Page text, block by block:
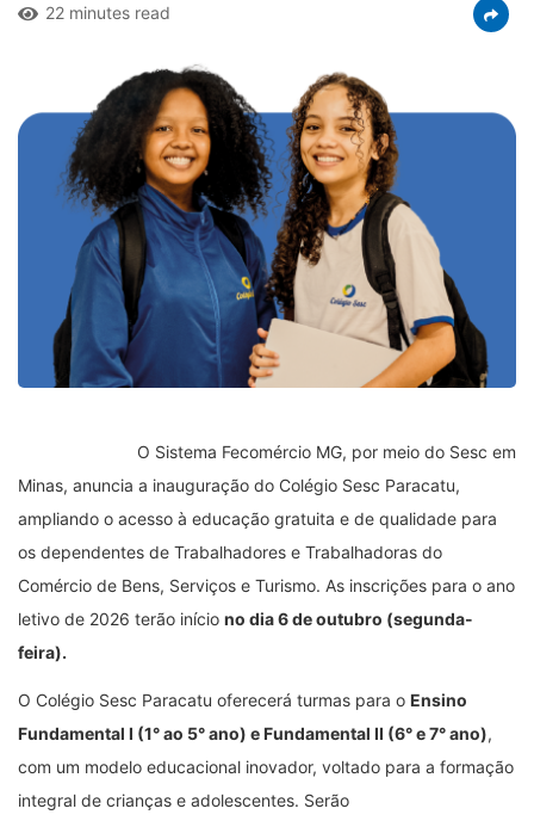
22 minutes read
O Sistema Fecomércio MG, por meio do Sesc em
Minas, anuncia a inauguração do Colégio Sesc Paracatu,
ampliando o acesso à educação gratuita e de qualidade para
os dependentes de Trabalhadores e Trabalhadoras do
Comércio de Bens, Serviços e Turismo. As inscrições para o ano
letivo de 2026 terão início no dia 6 de outubro (segunda-
feira).
O Colégio Sesc Paracatu oferecerá turmas para o Ensino
Fundamental I (1° ao 5° ano) e Fundamental II (6° e 7° ano),
com um modelo educacional inovador, voltado para a formação
integral de crianças e adolescentes. Serão